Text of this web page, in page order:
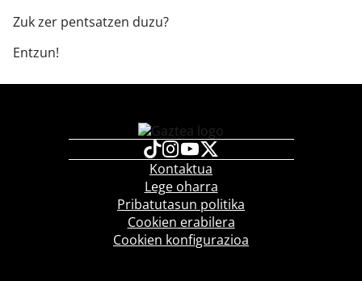
Zuk zer pentsatzen duzu?
Entzun!
Kontaktua
Lege oharra
Pribatutasun politika
Cookien erabilera
Cookien konfigurazioa